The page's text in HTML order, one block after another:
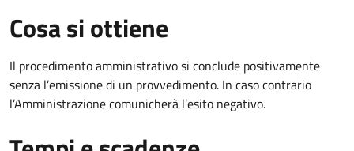
Cosa si ottiene
Il procedimento amministrativo si conclude positivamente
senza l’emissione di un provvedimento. In caso contrario
l’Amministrazione comunicherà l’esito negativo.